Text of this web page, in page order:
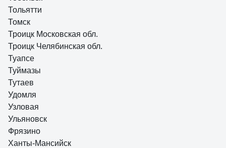
Тольятти
Томск
Троицк Московская обл.
Троицк Челябинская обл.
Туапсе
Туймазы
Тутаев
Удомля
Узловая
Ульяновск
Фрязино
Ханты-Мансийск